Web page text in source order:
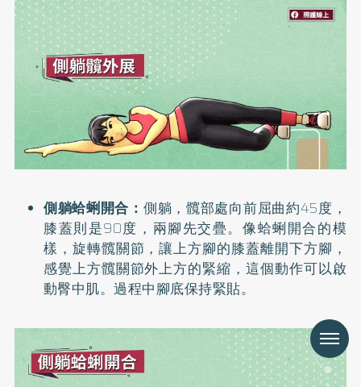
側躺蛤蜊開合： 側躺，髖部處向前屈曲約45度，
膝蓋則是90度，兩腳先交疊。像蛤蜊開合的模
樣，旋轉髖關節，讓上方腳的膝蓋離開下方腳，
感覺上方髖關節外上方的緊縮，這個動作可以啟
動臀中肌。過程中腳底保持緊貼。
Menu